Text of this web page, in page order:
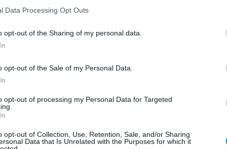
Data Processing Opt Outs
opt-out of the Sharing of my personal data.
opt-out of the Sale of my Personal Data.
opt-out of processing my Personal Data for Targeted
opt-out of Collection, Use, Retention, Sale, and/or Sharing
Data that Is Unrelated with the Purposes for which it